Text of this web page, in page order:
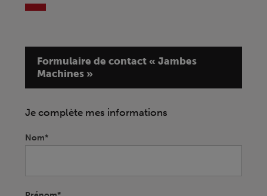
Formulaire de contact « Jambes
Machines »
Contact
Je complète mes informations
Nom*
If
are
this